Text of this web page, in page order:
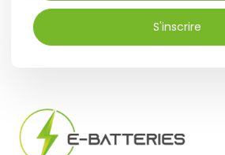
S'inscrire